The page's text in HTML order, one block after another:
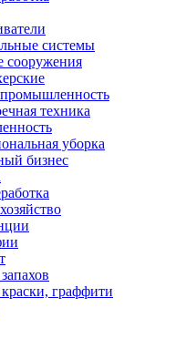
системы
сооружения
техника
уборка
бизнес
граффити